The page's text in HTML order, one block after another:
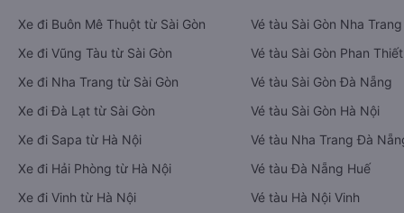
Xe đi Buôn Mê Thuột từ Sài Gòn
Xe đi Vũng Tàu từ Sài Gòn
Xe đi Nha Trang từ Sài Gòn
Xe đi Đà Lạt từ Sài Gòn
Xe đi Sapa từ Hà Nội
Xe đi Hải Phòng từ Hà Nội
Xe đi Vinh từ Hà Nội
Vé tàu Sài Gòn Nha Trang
Vé tàu Sài Gòn Phan Thiết
Vé tàu Sài Gòn Đà Nẵng
Vé tàu Sài Gòn Hà Nội
Vé tàu Nha Trang Đà
Vé tàu Đà Nẵng Huế
Vé tàu Hà Nội Vinh